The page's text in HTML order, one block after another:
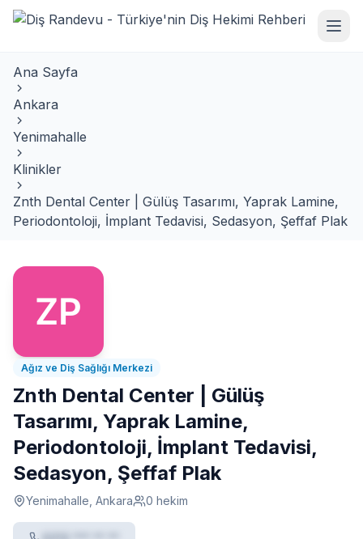
Ana Sayfa
Ankara
Yenimahalle
Klinikler
Znth Dental Center | Gülüş Tasarımı, Yaprak Lamine,
Periodontoloji, İmplant Tedavisi, Sedasyon, Şeffaf Plak
Ağız ve Diş Sağlığı Merkezi
Znth Dental Center | Gülüş
Tasarımı, Yaprak Lamine,
Periodontoloji, İmplant Tedavisi,
Sedasyon, Şeffaf Plak
Yenimahalle, Ankara 0 hekim